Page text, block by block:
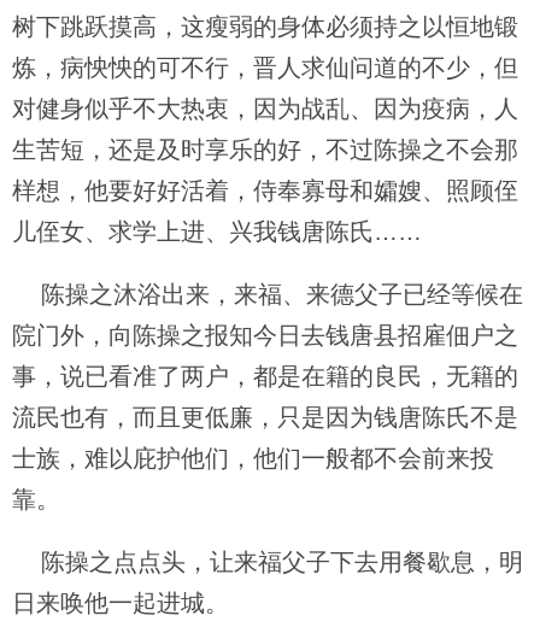
树下跳跃摸高，这瘦弱的身体必须持之以恒地锻
炼，病怏怏的可不行，晋人求仙问道的不少，但
对健身似乎不大热衷，因为战乱、因为疫病，人
生苦短，还是及时享乐的好，不过陈操之不会那
样想，他要好好活着，侍奉寡母和孀嫂、照顾侄
儿侄女、求学上进、兴我钱唐陈氏……
陈操之沐浴出来，来福、来德父子已经等候在
院门外，向陈操之报知今日去钱唐县招雇佃户之
事，说已看准了两户，都是在籍的良民，无籍的
流民也有，而且更低廉，只是因为钱唐陈氏不是
士族，难以庇护他们，他们一般都不会前来投
靠。
陈操之点点头，让来福父子下去用餐歇息，明
日来唤他一起进城。